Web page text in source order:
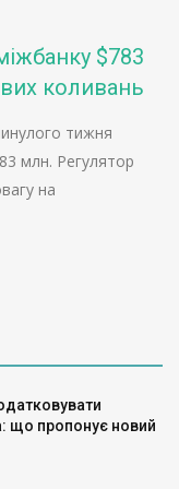
$783
коливань
тижня
млн. Регулятор
на
що пропонує новий